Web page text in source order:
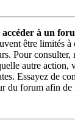
à un
être limités à
Pour
autre action,
Essayez de
du forum afin de